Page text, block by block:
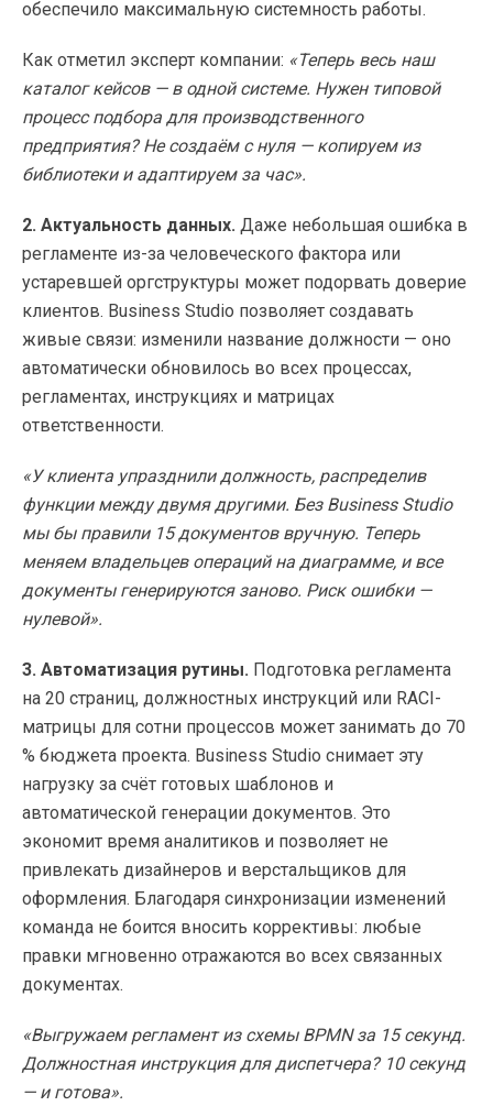
обеспечило максимальную системность работы.
Как отметил эксперт компании: «Теперь весь наш
каталог кейсов — в одной системе. Нужен типовой
процесс подбора для производственного
предприятия? Не создаём с нуля — копируем из
библиотеки и адаптируем за час».
2. Актуальность данных. Даже небольшая ошибка в
регламенте из-за человеческого фактора или
устаревшей оргструктуры может подорвать доверие
клиентов. Business Studio позволяет создавать
живые связи: изменили название должности — оно
автоматически обновилось во всех процессах,
регламентах, инструкциях и матрицах
ответственности.
«У клиента упразднили должность, распределив
функции между двумя другими. Без Business Studio
мы бы правили 15 документов вручную. Теперь
меняем владельцев операций на диаграмме, и все
документы генерируются заново. Риск ошибки —
нулевой».
3. Автоматизация рутины. Подготовка регламента
на 20 страниц, должностных инструкций или RACI-
матрицы для сотни процессов может занимать до 70
% бюджета проекта. Business Studio снимает эту
нагрузку за счёт готовых шаблонов и
автоматической генерации документов. Это
экономит время аналитиков и позволяет не
привлекать дизайнеров и верстальщиков для
оформления. Благодаря синхронизации изменений
команда не боится вносить коррективы: любые
правки мгновенно отражаются во всех связанных
документах.
«Выгружаем регламент из схемы BPMN за 15 секунд.
Должностная инструкция для диспетчера? 10 секунд
— и готова».